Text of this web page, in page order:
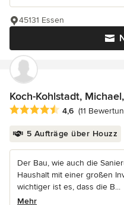
45131 Essen
Koch-Kohlstadt,
Durchschnittliche
4,6 (11
5 Aufträge über Houzz
Der Bau, wie auch die
Haushalt mit einer großen
wichtiger ist es, dass die B...
Mehr